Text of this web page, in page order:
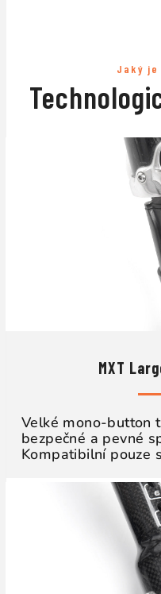
Jaký
MXT
Velké mono-button
bezpečné a pevné
Kompatibilní pouze